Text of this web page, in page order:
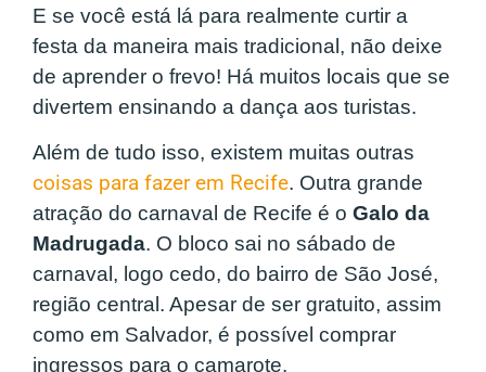
E se você está lá para realmente curtir a
festa da maneira mais tradicional, não deixe
de aprender o frevo! Há muitos locais que se
divertem ensinando a dança aos turistas.
Além de tudo isso, existem muitas outras
coisas para fazer em Recife. Outra grande
atração do carnaval de Recife é o Galo da
Madrugada. O bloco sai no sábado de
carnaval, logo cedo, do bairro de São José,
região central. Apesar de ser gratuito, assim
como em Salvador, é possível comprar
ingressos para o camarote.